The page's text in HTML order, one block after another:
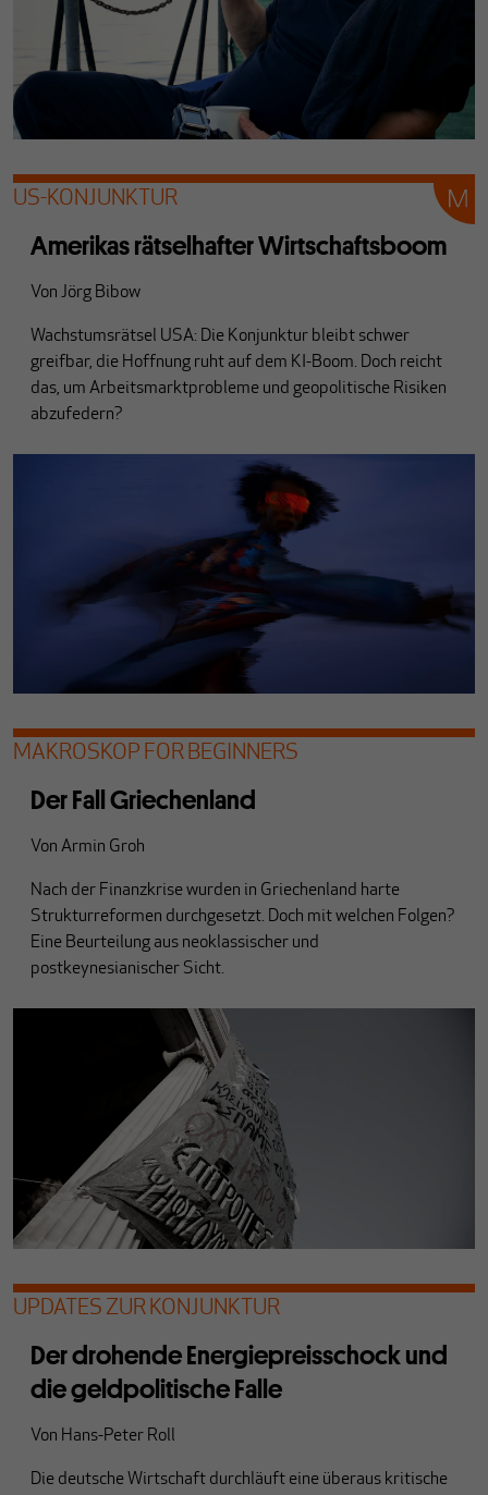
US-KONJUNKTUR
Amerikas rätselhafter Wirtschaftsboom
Von Jörg Bibow
Wachstumsrätsel USA: Die Konjunktur bleibt schwer
greifbar, die Hoffnung ruht auf dem KI-Boom. Doch reicht
das, um Arbeitsmarktprobleme und geopolitische Risiken
abzufedern?
MAKROSKOP FOR BEGINNERS
Der Fall Griechenland
Von Armin Groh
Nach der Finanzkrise wurden in Griechenland harte
Strukturreformen durchgesetzt. Doch mit welchen Folgen?
Eine Beurteilung aus neoklassischer und
postkeynesianischer Sicht.
UPDATES ZUR KONJUNKTUR
Der drohende Energiepreisschock und
die geldpolitische Falle
Von Hans-Peter Roll
Die deutsche Wirtschaft durchläuft eine überaus kritische